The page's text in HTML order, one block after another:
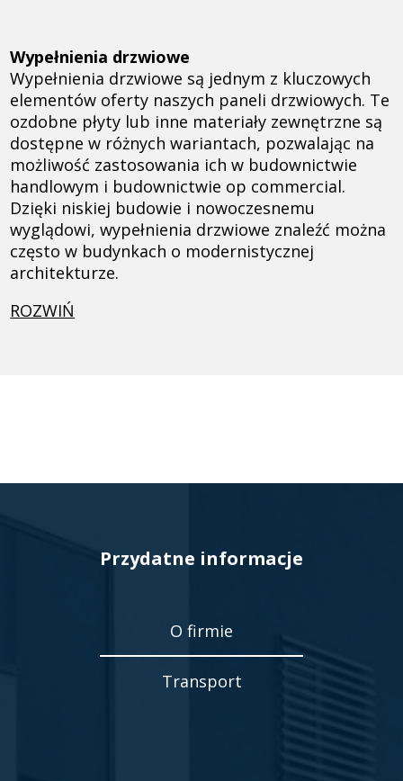
Wypełnienia drzwiowe
Wypełnienia drzwiowe są jednym z kluczowych
elementów oferty naszych paneli drzwiowych. Te
ozdobne płyty lub inne materiały zewnętrzne są
dostępne w różnych wariantach, pozwalając na
możliwość zastosowania ich w budownictwie
handlowym i budownictwie op commercial.
Dzięki niskiej budowie i nowoczesnemu
wyglądowi, wypełnienia drzwiowe znaleźć można
często w budynkach o modernistycznej
architekturze.
ROZWIŃ
Przydatne informacje
O firmie
Transport